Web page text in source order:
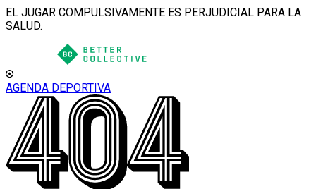
EL JUGAR COMPULSIVAMENTE ES PERJUDICIAL PARA LA
SALUD.
AGENDA DEPORTIVA